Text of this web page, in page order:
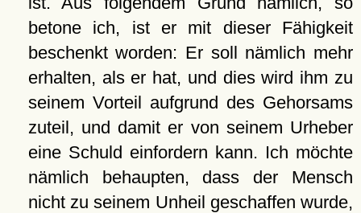
betone ich, ist er mit dieser Fähigkeit
beschenkt worden: Er soll nämlich mehr
erhalten, als er hat, und dies wird ihm zu
seinem Vorteil aufgrund des Gehorsams
zuteil, und damit er von seinem Urheber
eine Schuld einfordern kann. Ich möchte
nämlich behaupten, dass der Mensch
nicht zu seinem Unheil geschaffen wurde,